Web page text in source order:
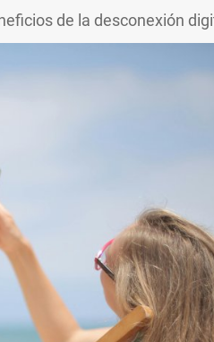
de la desconexión